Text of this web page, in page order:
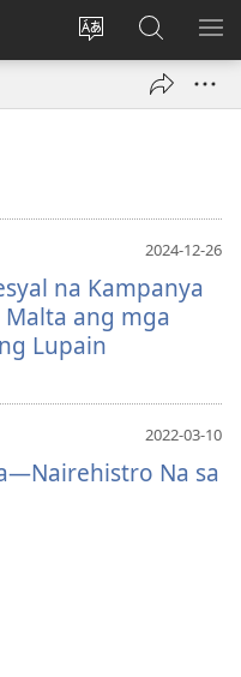
Baguhin
Mag-
log
window)
sa
JW.ORG
2024-12-26
na Kampanya
ang mga
Lupain
2022-03-10
Na sa